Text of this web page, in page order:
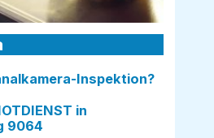
Inspektion?
in
9064